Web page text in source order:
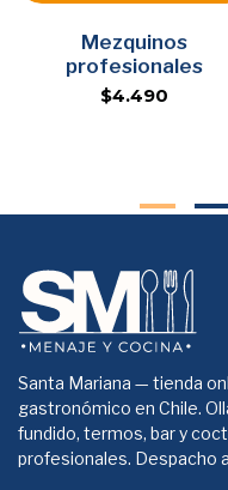
Mezquinos
profesionales
$4.490
Santa Mariana — tienda
gastronómico en Chile.
fundido, termos, bar y
profesionales. Despacho